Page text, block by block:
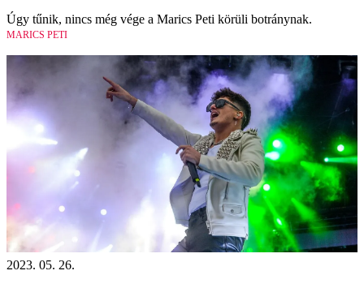
Úgy tűnik, nincs még vége a Marics Peti körüli botránynak.
MARICS PETI
2023. 05. 26.